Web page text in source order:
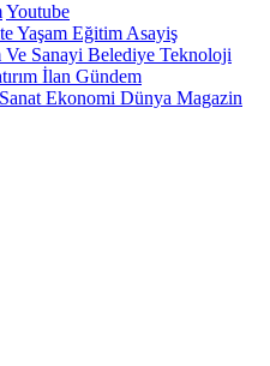
Youtube
Yaşam Eğitim Asayiş
Ve Sanayi Belediye Teknoloji
İlan Gündem
Ekonomi Dünya Magazin